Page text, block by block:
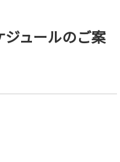
ジュールのご案